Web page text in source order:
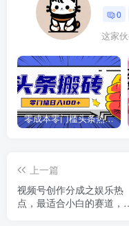
0
这家
零成本零门槛头条热点搬运术，零门槛日入100+，工具+教程全部附上
上一篇
视频号创作分成之娱乐热
点，最适合小白的赛道，